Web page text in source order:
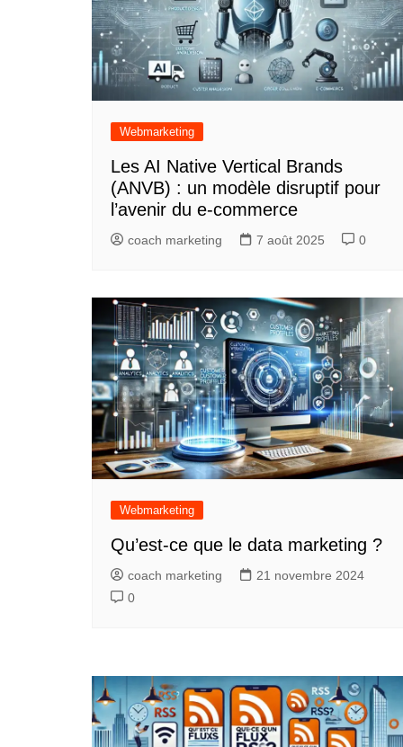
Webmarketing
Les AI Native Vertical Brands
(ANVB) : un modèle disruptif pour
l’avenir du e-commerce
coach marketing 7 août 2025 0
Webmarketing
Qu’est-ce que le data marketing ?
coach marketing
21 novembre 2024
0